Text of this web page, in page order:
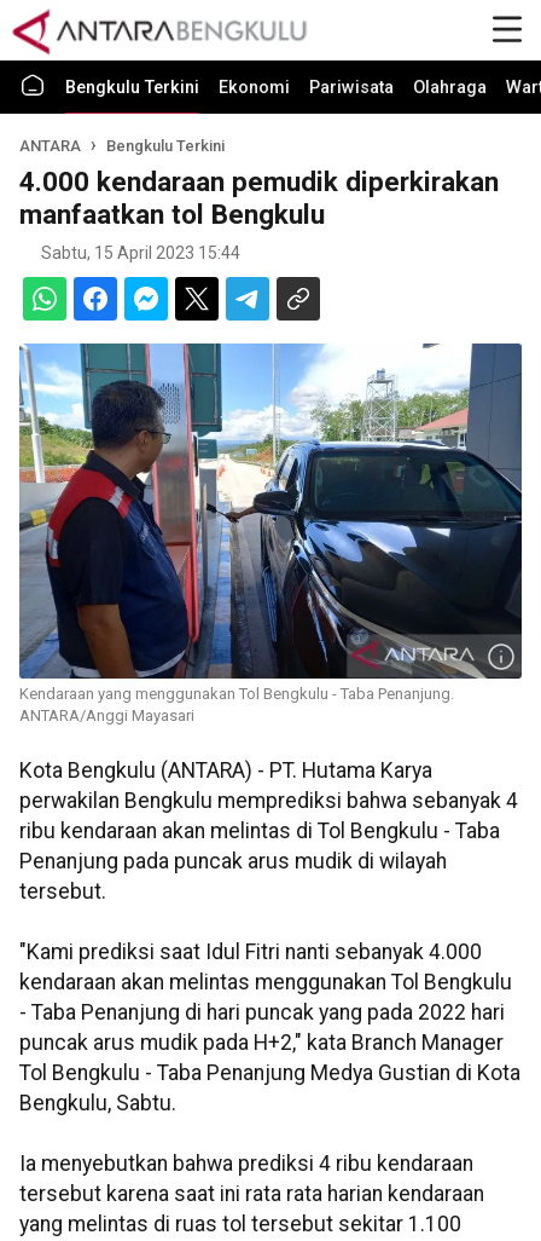
Bengkulu Terkini Ekonomi Pariwisata Olahraga
ANTARA Bengkulu Terkini
4.000 kendaraan pemudik diperkirakan
manfaatkan tol Bengkulu
Sabtu, 15 April 2023 15:44
Kendaraan yang menggunakan Tol Bengkulu - Taba Penanjung.
ANTARA/Anggi Mayasari
Kota Bengkulu (ANTARA) - PT. Hutama Karya
perwakilan Bengkulu memprediksi bahwa sebanyak 4
ribu kendaraan akan melintas di Tol Bengkulu - Taba
Penanjung pada puncak arus mudik di wilayah
tersebut.
"Kami prediksi saat Idul Fitri nanti sebanyak 4.000
kendaraan akan melintas menggunakan Tol Bengkulu
- Taba Penanjung di hari puncak yang pada 2022 hari
puncak arus mudik pada H+2," kata Branch Manager
Tol Bengkulu - Taba Penanjung Medya Gustian di Kota
Bengkulu, Sabtu.
Ia menyebutkan bahwa prediksi 4 ribu kendaraan
tersebut karena saat ini rata rata harian kendaraan
yang melintas di ruas tol tersebut sekitar 1.100